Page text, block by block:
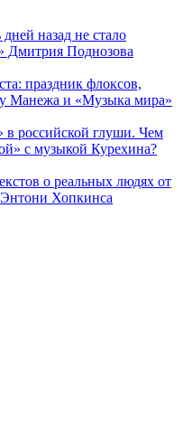
назад не стало
Дмитрия Поднозова
праздник флоксов,
Манежа и «Музыка мира»
российской глуши. Чем
с музыкой Курехина?
о реальных людях от
Хопкинса